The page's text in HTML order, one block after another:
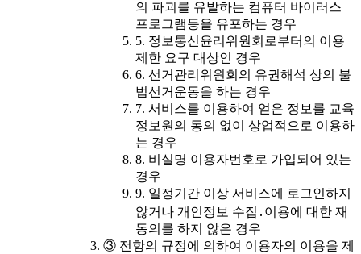
의 파괴를 유발하는 컴퓨터 바이러스
프로그램등을 유포하는 경우
5. 정보통신윤리위원회로부터의 이용
제한 요구 대상인 경우
6. 선거관리위원회의 유권해석 상의 불
법선거운동을 하는 경우
7. 서비스를 이용하여 얻은 정보를 교육
정보원의 동의 없이 상업적으로 이용하
는 경우
8. 비실명 이용자번호로 가입되어 있는
경우
9. 일정기간 이상 서비스에 로그인하지
않거나 개인정보 수집․이용에 대한 재
동의를 하지 않은 경우
③ 전항의 규정에 의하여 이용자의 이용을 제